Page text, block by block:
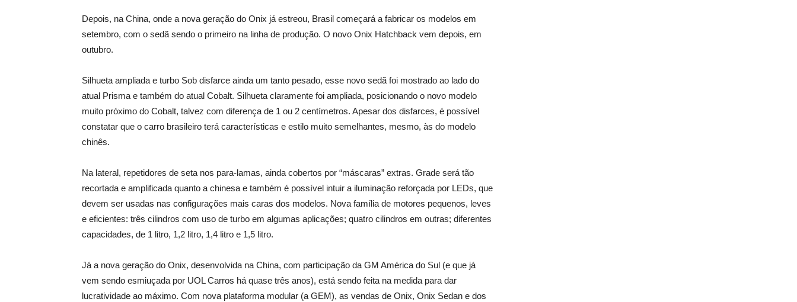
Depois, na China, onde a nova geração do Onix já estreou, Brasil começará a fabricar os modelos em
setembro, com o sedã sendo o primeiro na linha de produção. O novo Onix Hatchback vem depois, em
outubro.
Silhueta ampliada e turbo Sob disfarce ainda um tanto pesado, esse novo sedã foi mostrado ao lado do
atual Prisma e também do atual Cobalt. Silhueta claramente foi ampliada, posicionando o novo modelo
muito próximo do Cobalt, talvez com diferença de 1 ou 2 centímetros. Apesar dos disfarces, é possível
constatar que o carro brasileiro terá características e estilo muito semelhantes, mesmo, às do modelo
chinês.
Na lateral, repetidores de seta nos para-lamas, ainda cobertos por “máscaras” extras. Grade será tão
recortada e amplificada quanto a chinesa e também é possível intuir a iluminação reforçada por LEDs, que
devem ser usadas nas configurações mais caras dos modelos. Nova família de motores pequenos, leves
e eficientes: três cilindros com uso de turbo em algumas aplicações; quatro cilindros em outras; diferentes
capacidades, de 1 litro, 1,2 litro, 1,4 litro e 1,5 litro.
Já a nova geração do Onix, desenvolvida na China, com participação da GM América do Sul (e que já
vem sendo esmiuçada por UOL Carros há quase três anos), está sendo feita na medida para dar
lucratividade ao máximo. Com nova plataforma modular (a GEM), as vendas de Onix, Onix Sedan e dos